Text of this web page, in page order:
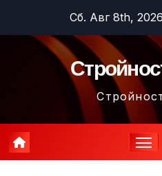
содержимому
Сб. Авг 8th, 2026